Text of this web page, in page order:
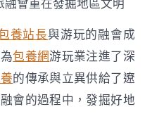
融會重在發掘地區文明
養站長與游玩的融會成
包養網游玩業注進了深
的傳承與立異供給了遼
會的過程中，發掘好地